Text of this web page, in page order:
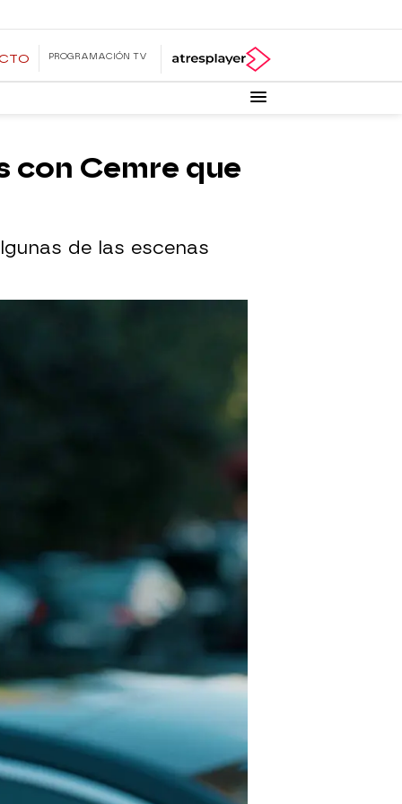
PROGRAMACIÓN TV
con Cemre que
de las escenas